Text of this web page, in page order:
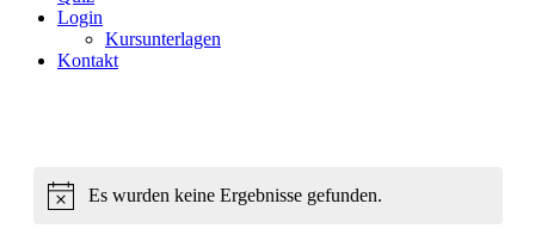
Login
Kursunterlagen
Kontakt
Es wurden keine Ergebnisse gefunden.